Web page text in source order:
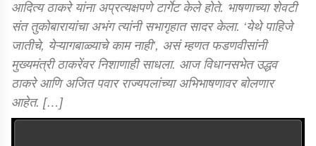
आदित्य ठाकरे यांना अप्रत्यक्षपणे टार्गेट केले होते. भाषणाच्या शेवटी
संत तुकोबारायांचा अभंग त्यांनी सभागृहात सादर केला. ‘येथे पाहिजे
जातीचे, येऱ्यागबाळ्याचे काम नाही’, असं म्हणत फडणवीसांनी
मुख्यमंत्री ठाकरेंवर निशाणाही साधला. आज विधानसभेत उद्धव
ठाकरे आणि अजित पवार राज्यपलांच्या अभिभाषणावर बोलणार
आहेत. […]